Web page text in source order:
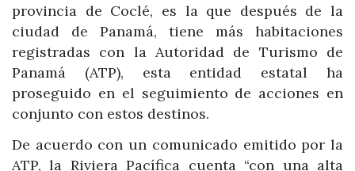
provincia de Coclé, es la que después de la
ciudad de Panamá, tiene más habitaciones
registradas con la Autoridad de Turismo de
Panamá (ATP), esta entidad estatal ha
proseguido en el seguimiento de acciones en
conjunto con estos destinos.
De acuerdo con un comunicado emitido por la
ATP, la Riviera Pacífica cuenta “con una alta